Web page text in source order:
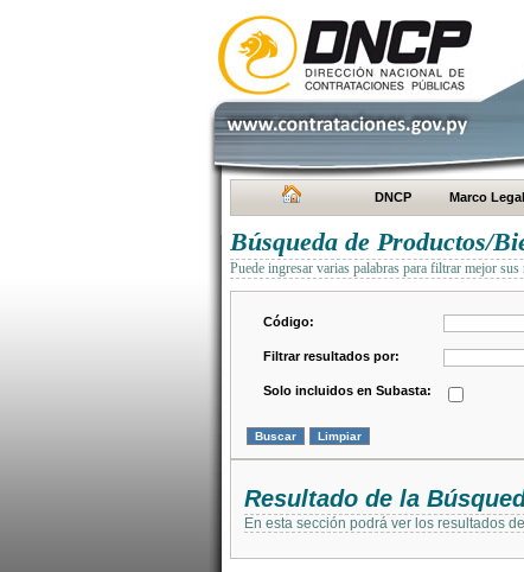
DNCP Marco Legal
Búsqueda de Productos/
Puede ingresar varias palabras para filtrar mejor sus
Código:
Filtrar resultados por:
Solo incluidos en Subasta:
Resultado de la
En esta sección podrá ver los resultados